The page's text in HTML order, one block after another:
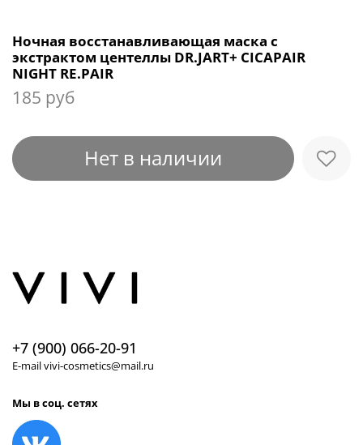
Ночная восстанавливающая маска с
экстрактом центеллы DR.JART+ CICAPAIR
NIGHT RE.PAIR
185 руб
Нет в наличии
+7 (900) 066-20-91
E-mail vivi-cosmetics@mail.ru
Мы в соц. сетях